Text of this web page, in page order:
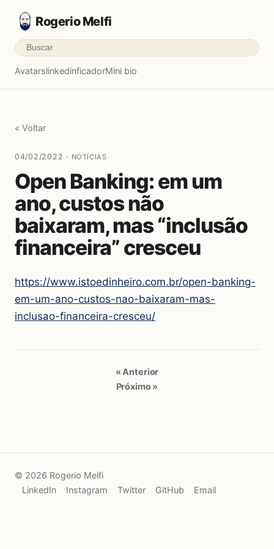
Rogerio Melfi
AvatarslinkedinficadorMini bio
« Voltar
04/02/2022 · NOTÍCIAS
Open Banking: em um
ano, custos não
baixaram, mas “inclusão
financeira” cresceu
https://www.istoedinheiro.com.br/open-banking-
em-um-ano-custos-nao-baixaram-mas-
inclusao-financeira-cresceu/
« Anterior
Próximo »
© 2026 Rogerio Melfi
LinkedIn
Instagram Twitter GitHub Email